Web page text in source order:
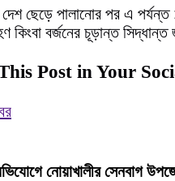
দেশ ছেড়ে পালানোর পর এ
কিংবা বর্জনের চূড়ান্ত
Post in Your
নোয়াখালীর সেনবাগ